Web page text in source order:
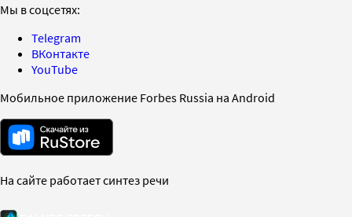
Мы в соцсетях:
Telegram
ВКонтакте
YouTube
Мобильное приложение Forbes Russia на Android
На сайте работает синтез речи